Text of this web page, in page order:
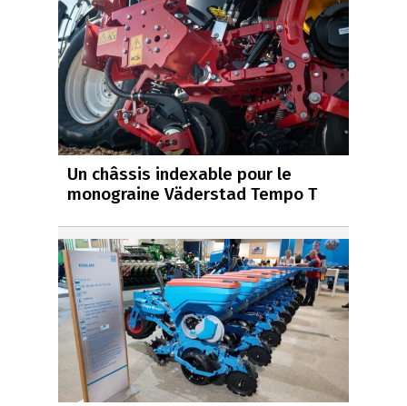
Un châssis indexable pour le
monograine Väderstad Tempo T